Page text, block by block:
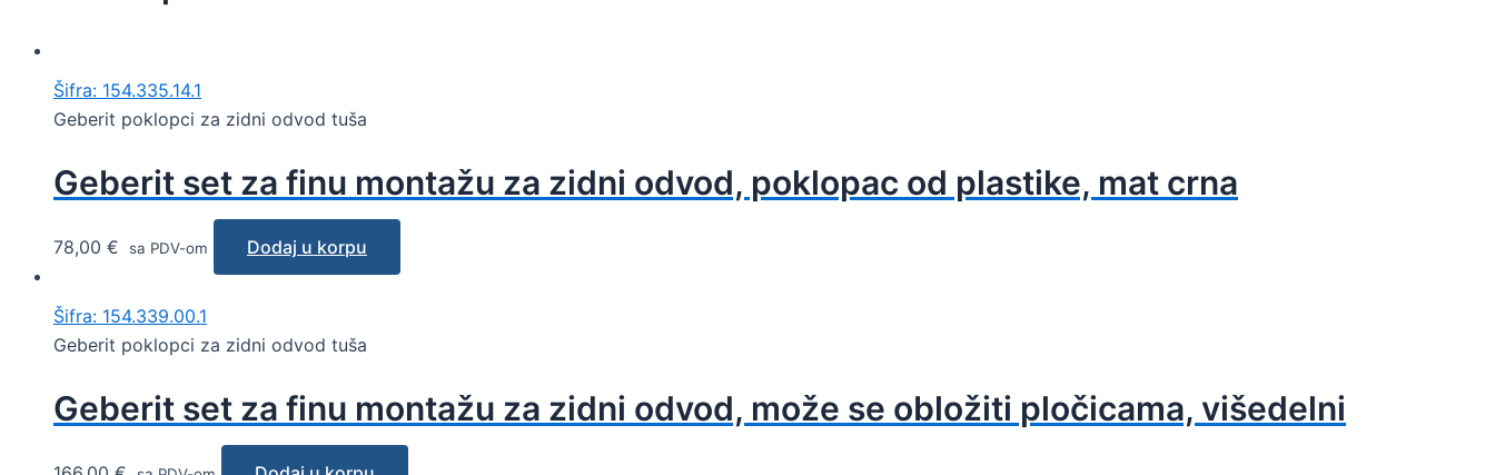
Šifra: 154.335.14.1
Geberit poklopci za zidni odvod tuša
Geberit set za finu montažu za zidni odvod, poklopac od plastike, mat crna
78,00 € sa PDV-om Dodaj u korpu
Šifra: 154.339.00.1
Geberit poklopci za zidni odvod tuša
Geberit set za finu montažu za zidni odvod, može se obložiti pločicama, višedelni